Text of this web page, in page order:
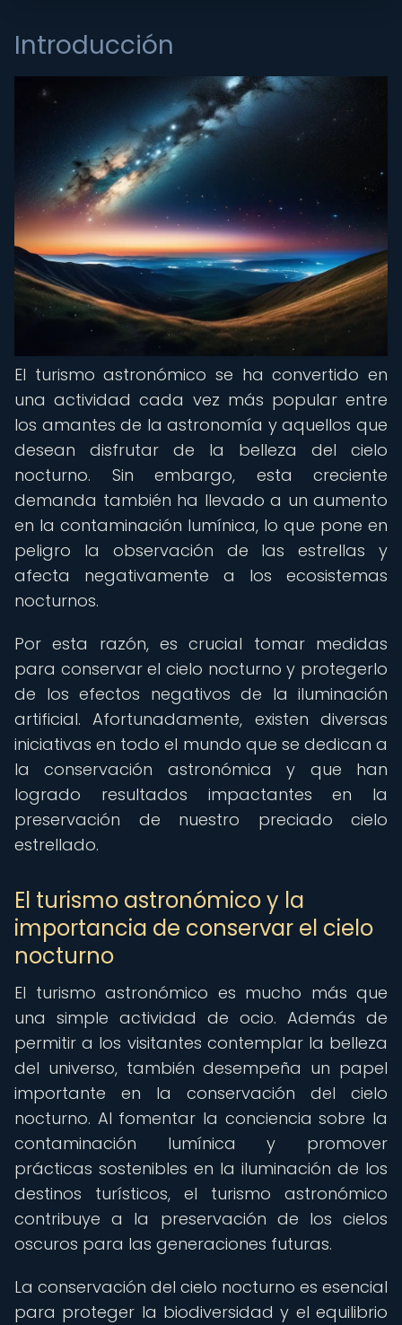
Introducción
El turismo astronómico se ha convertido en
una actividad cada vez más popular entre
los amantes de la astronomía y aquellos que
desean disfrutar de la belleza del cielo
nocturno. Sin embargo, esta creciente
demanda también ha llevado a un aumento
en la contaminación lumínica, lo que pone en
peligro la observación de las estrellas y
afecta negativamente a los ecosistemas
nocturnos.
Por esta razón, es crucial tomar medidas
para conservar el cielo nocturno y protegerlo
de los efectos negativos de la iluminación
artificial. Afortunadamente, existen diversas
iniciativas en todo el mundo que se dedican a
la conservación astronómica y que han
logrado resultados impactantes en la
preservación de nuestro preciado cielo
estrellado.
El turismo astronómico y la
importancia de conservar el cielo
nocturno
El turismo astronómico es mucho más que
una simple actividad de ocio. Además de
permitir a los visitantes contemplar la belleza
del universo, también desempeña un papel
importante en la conservación del cielo
nocturno. Al fomentar la conciencia sobre la
contaminación lumínica y promover
prácticas sostenibles en la iluminación de los
destinos turísticos, el turismo astronómico
contribuye a la preservación de los cielos
oscuros para las generaciones futuras.
La conservación del cielo nocturno es esencial
para proteger la biodiversidad y el equilibrio